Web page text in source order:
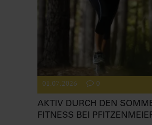
01.07.2026 0
AKTIV DURCH DEN
FITNESS BEI